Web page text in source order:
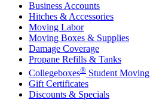
Business Accounts
Hitches & Accessories
Moving Labor
Moving Boxes & Supplies
Damage Coverage
Propane Refills & Tanks
Collegeboxes® Student Moving
Gift Certificates
Discounts & Specials